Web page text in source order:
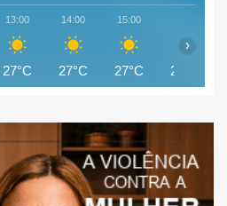
13:00
27°C
14:00
27°C
15:00
27°C 26°C
›